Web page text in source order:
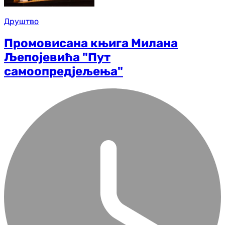
Друштво
Промовисана књига Милана
Љепојевића "Пут
самоопредјељења"